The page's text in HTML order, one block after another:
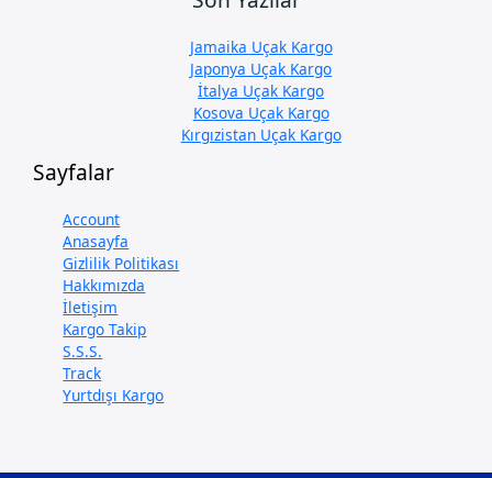
Jamaika Uçak Kargo
Japonya Uçak Kargo
İtalya Uçak Kargo
Kosova Uçak Kargo
Kırgızistan Uçak Kargo
Sayfalar
Account
Anasayfa
Gizlilik Politikası
Hakkımızda
İletişim
Kargo Takip
S.S.S.
Track
Yurtdışı Kargo